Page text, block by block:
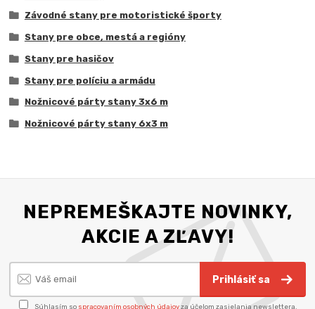
Závodné stany pre motoristické športy
Stany pre obce, mestá a regióny
Stany pre hasičov
Stany pre políciu a armádu
Nožnicové párty stany 3x6 m
Nožnicové párty stany 6x3 m
NEPREMEŠKAJTE NOVINKY,
AKCIE A ZĽAVY!
Prihlásiť sa
Súhlasím so spracovaním osobných údajovza účelom zasielania newslettera.